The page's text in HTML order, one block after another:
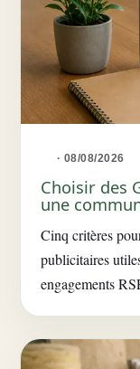
· 08/08/2026
Choisir des
une
Cinq critères
publicitaires
engagements